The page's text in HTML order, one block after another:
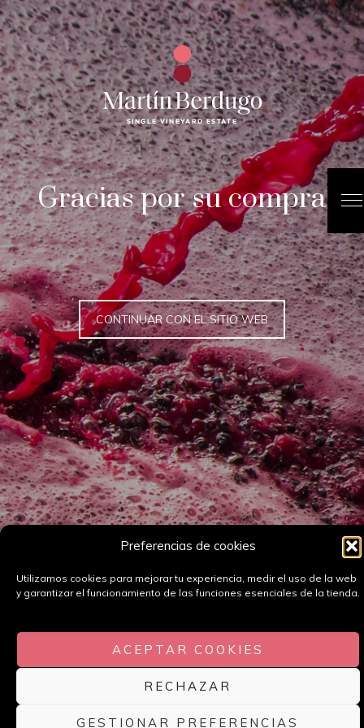
Preferencias de cookies
Utilizamos cookies para mejorar tu experiencia, medir el uso de la web
y garantizar el funcionamiento de las funciones esenciales de la tienda.
ACEPTAR COOKIES
RECHAZAR
GESTIONAR PREFERENCIAS
Gracias por su compra
CONTINUAR CON EL SITIO WEB